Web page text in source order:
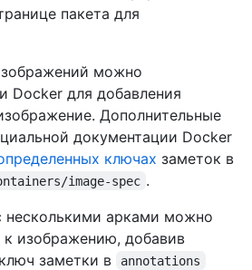
пакета для
можно
Docker для добавления
Дополнительные
документации Docker
ключах заметок в
image-spec .
несколькими арками можно
к изображению, добавив
заметки в
annotations